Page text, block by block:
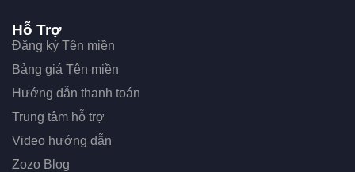
Hỗ Trợ
Đăng ký Tên miền
Bảng giá Tên miền
Hướng dẫn thanh toán
Trung tâm hỗ trợ
Video hướng dẫn
Zozo Blog